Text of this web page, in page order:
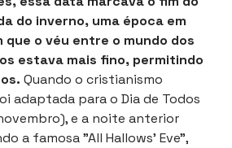
do inverno, uma época em
o véu entre o mundo dos
estava mais fino, permitindo
Quando o cristianismo
adaptada para o Dia de Todos
e a noite anterior
a famosa "All Hallows’ Eve",